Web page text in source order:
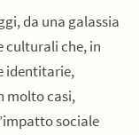
da una galassia
culturali che, in
identitarie,
molto casi,
sociale